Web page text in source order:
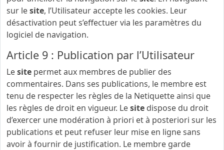
sur lesite, l’Utilisateur accepte les cookies. Leur
désactivation peut s’effectuer via les paramètres du
logiciel de navigation.
Article 9 : Publication par l’Utilisateur
Lesite permet aux membres de publier des
commentaires. Dans ses publications, le membre est
tenu de respecter les règles de la Netiquette ainsi que
les règles de droit en vigueur. Lesite dispose du droit
d’exercer une modération à priori et à posteriori sur les
publications et peut refuser leur mise en ligne sans
avoir à fournir de justification. Le membre garde